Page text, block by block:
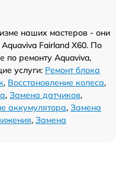
наших мастеров - они
Fairland X60. По
ремонту Aquaviva,
услуги: Ремонт блока
, Восстановление колеса,
, Замена датчиков,
аккумулятора, Замена
, Замена